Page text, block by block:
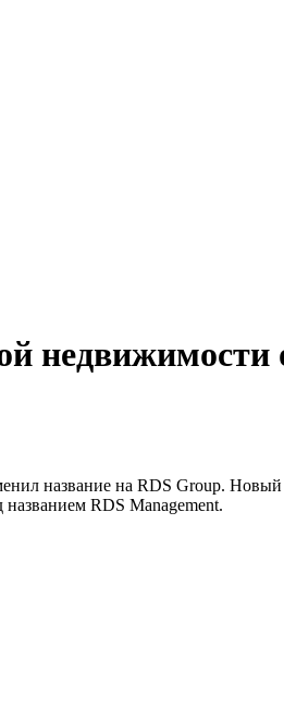
недвижимости
название на RDS Group.
RDS Management.